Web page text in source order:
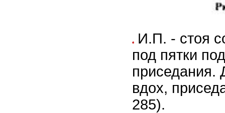
И.П. - стоя
под пятки
вдох,
285).